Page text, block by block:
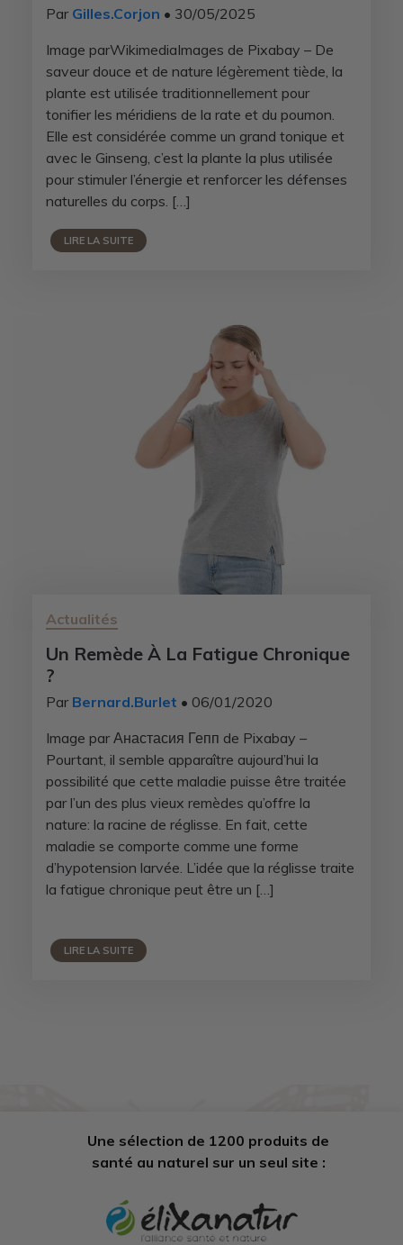
Par Gilles.Corjon • 30/05/2025
Image parWikimediaImages de Pixabay – De
saveur douce et de nature légèrement tiède, la
plante est utilisée traditionnellement pour
tonifier les méridiens de la rate et du poumon.
Elle est considérée comme un grand tonique et
avec le Ginseng, c’est la plante la plus utilisée
pour stimuler l’énergie et renforcer les défenses
naturelles du corps. […]
LIRE LA SUITE
Actualités
Un Remède À La Fatigue Chronique
?
Par Bernard.Burlet • 06/01/2020
Image par Анастасия Гепп de Pixabay –
Pourtant, il semble apparaître aujourd’hui la
possibilité que cette maladie puisse être traitée
par l’un des plus vieux remèdes qu’offre la
nature: la racine de réglisse. En fait, cette
maladie se comporte comme une forme
d’hypotension larvée. L’idée que la réglisse traite
la fatigue chronique peut être un […]
LIRE LA SUITE
Une sélection de 1200 produits de
santé au naturel sur un seul site :